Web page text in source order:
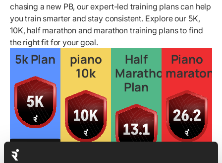
chasing a new PB, our expert-led training plans can help
you train smarter and stay consistent. Explore our 5K,
10K, half marathon and marathon training plans to find
the right fit for your goal.
5k Plan
piano
10k
Half
Marathon
Plan
Piano
maratona